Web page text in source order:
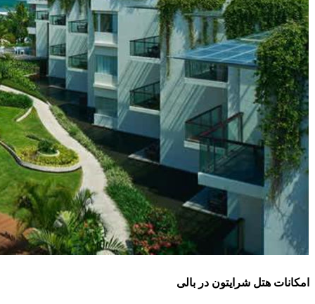
امکانات هتل شرایتون در بالی